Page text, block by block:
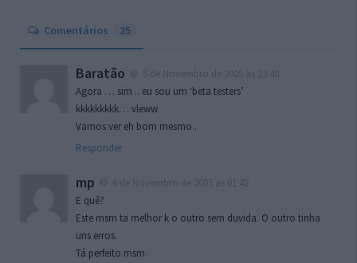
Comentários 25
Baratão
Agora … sim .. eu sou um ‘beta testers’
kkkkkkkkk… vleww
Vamos ver eh bom mesmo..
Responder
mp
E quê?
Este msm ta melhor k o outro sem duvida. O outro tinha
uns erros.
Tá perfeito msm.